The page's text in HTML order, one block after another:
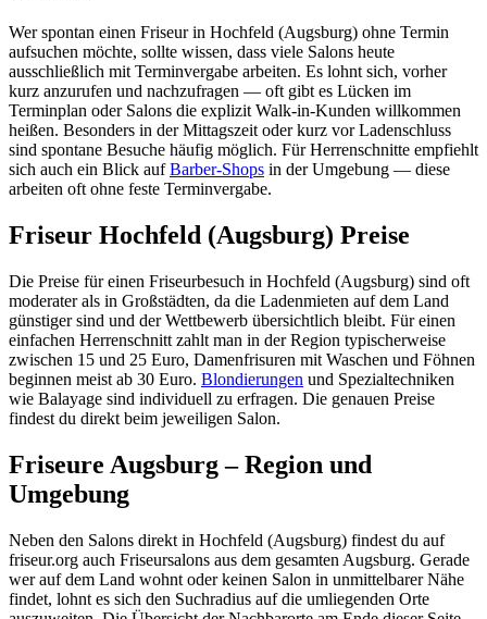
Wer spontan einen Friseur in Hochfeld (Augsburg) ohne Termin
aufsuchen möchte, sollte wissen, dass viele Salons heute
ausschließlich mit Terminvergabe arbeiten. Es lohnt sich, vorher
kurz anzurufen und nachzufragen — oft gibt es Lücken im
Terminplan oder Salons die explizit Walk-in-Kunden willkommen
heißen. Besonders in der Mittagszeit oder kurz vor Ladenschluss
sind spontane Besuche häufig möglich. Für Herrenschnitte empfiehlt
sich auch ein Blick aufBarber-Shops in der Umgebung — diese
arbeiten oft ohne feste Terminvergabe.
Friseur Hochfeld (Augsburg) Preise
Die Preise für einen Friseurbesuch in Hochfeld (Augsburg) sind oft
moderater als in Großstädten, da die Ladenmieten auf dem Land
günstiger sind und der Wettbewerb übersichtlich bleibt. Für einen
einfachen Herrenschnitt zahlt man in der Region typischerweise
zwischen 15 und 25 Euro, Damenfrisuren mit Waschen und Föhnen
beginnen meist ab 30 Euro. Blondierungen und Spezialtechniken
wie Balayage sind individuell zu erfragen. Die genauen Preise
findest du direkt beim jeweiligen Salon.
Friseure Augsburg – Region und
Umgebung
Neben den Salons direkt in Hochfeld (Augsburg) findest du auf
friseur.org auch Friseursalons aus dem gesamten Augsburg. Gerade
wer auf dem Land wohnt oder keinen Salon in unmittelbarer Nähe
findet, lohnt es sich den Suchradius auf die umliegenden Orte